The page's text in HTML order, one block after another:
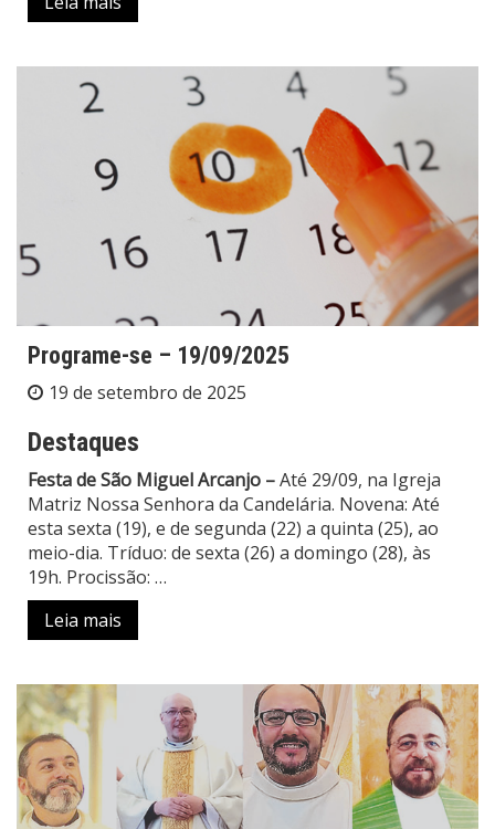
Programe-se – 19/09/2025
19 de setembro de 2025
Destaques
Festa de São Miguel Arcanjo –Até 29/09, na Igreja
Matriz Nossa Senhora da Candelária. Novena: Até
esta sexta (19), e de segunda (22) a quinta (25), ao
meio-dia. Tríduo: de sexta (26) a domingo (28), às
19h. Procissão: …
Leia mais